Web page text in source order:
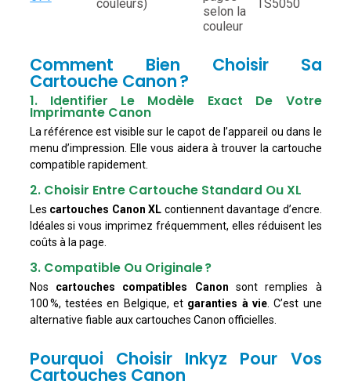
couleurs)
selon la
couleur
TS5050
Comment Bien Choisir Sa
Cartouche Canon ?
1. Identifier Le Modèle Exact De Votre
Imprimante Canon
La référence est visible sur le capot de l’appareil ou dans le
menu d’impression. Elle vous aidera à trouver la cartouche
compatible rapidement.
2. Choisir Entre Cartouche Standard Ou XL
Les cartouches Canon XL contiennent davantage d’encre.
Idéales si vous imprimez fréquemment, elles réduisent les
coûts à la page.
3. Compatible Ou Originale ?
Nos cartouches compatibles Canon sont remplies à
100 %, testées en Belgique, et garanties à vie. C’est une
alternative fiable aux cartouches Canon officielles.
Pourquoi Choisir Inkyz Pour Vos
Cartouches Canon